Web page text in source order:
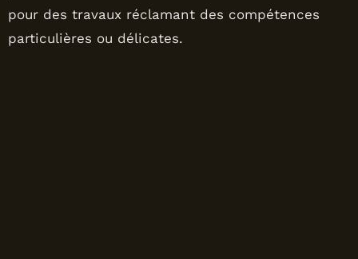
pour des travaux réclamant des compétences
particulières ou délicates.